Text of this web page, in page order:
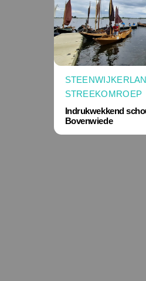
STREEKOMROEP
Indrukwekkend
Bovenwiede